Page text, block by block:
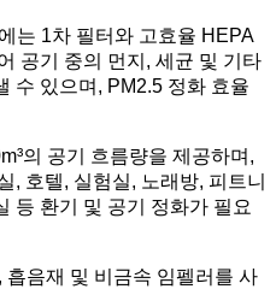
는 1차 필터와 고효율 HEPA
공기 중의 먼지, 세균 및 기타
수 있으며, PM2.5 정화 효율
의 공기 흐름량을 제공하며,
, 호텔, 실험실, 노래방, 피트니
등 환기 및 공기 정화가 필요
음재 및 비금속 임펠러를 사